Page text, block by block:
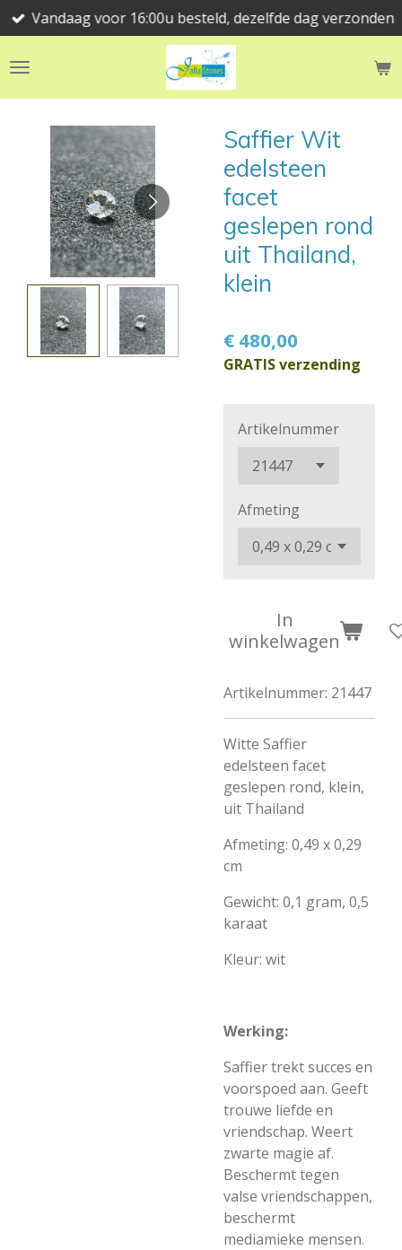
Ga
direct
naar
Vandaag voor 16:00u besteld, dezelfde dag verzonden
Saffier Wit
edelsteen
facet
geslepen rond
uit Thailand,
klein
€ 480,00
GRATIS verzending
Artikelnummer
Afmeting
In
winkelwagen
Artikelnummer: 21447
Witte Saffier
edelsteen facet
geslepen rond, klein,
uit Thailand
Afmeting: 0,49 x 0,29
cm
Gewicht: 0,1 gram, 0,5
karaat
Kleur: wit
Werking:
Saffier trekt succes en
voorspoed aan. Geeft
trouwe liefde en
vriendschap. Weert
zwarte magie af.
Beschermt tegen
valse vriendschappen,
beschermt
mediamieke mensen.